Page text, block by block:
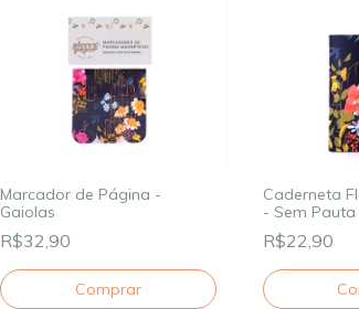
Marcador de Página -
Gaiolas
R$32,90
Caderneta
- Sem Pauta
R$22,90